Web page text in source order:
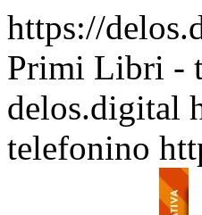
https://
Primi Libri -
delos.digital
telefonino